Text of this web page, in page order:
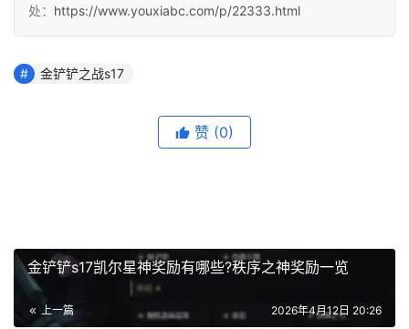
处： https://www.youxiabc.com/p/22333.html
金铲铲之战s17
赞 (0)
金铲铲s17凯尔星神奖励有哪些?秩序之神奖励一览
上一篇 2026年4月12日 20:26